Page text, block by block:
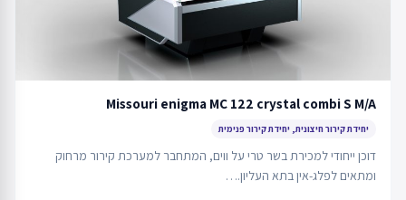
Missouri enigma MC 122 crystal combi S M/A
יחידת קירור חיצונית, יחידת קירור פנימית
דוכן ייחודי למכירת בשר טרי על ווים, המתחבר למערכת קירור מרחוק
ומתאים לפלג-אין בתא העליון.…